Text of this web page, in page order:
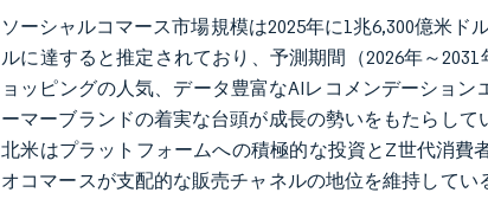
ソーシャルコマース市場規模は2025年に1兆6,300億米ド
ルに達すると推定されており、予測期間（2026年～
ョッピングの人気、データ豊富なAIレコメンデーショ
ーマーブランドの着実な台頭が成長の勢いをもたらし
北米はプラットフォームへの積極的な投資とZ世代消
オコマースが支配的な販売チャネルの地位を維持して